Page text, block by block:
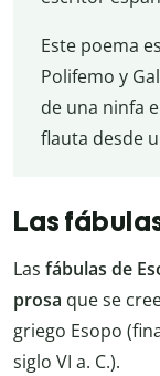
Este poema
Polifemo y
de una ninfa
flauta desde
Las
Las fábulas de
prosa que se
griego Esopo
siglo VI a. C.).